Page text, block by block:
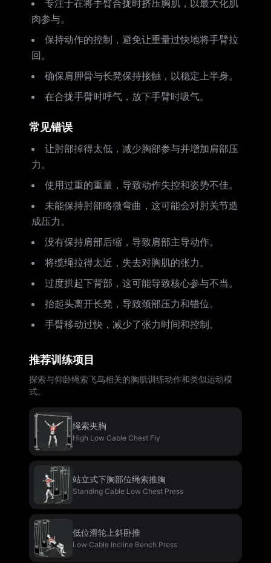
专注于在将手臂合拢时挤压胸肌，以最大化肌
肉参与。
保持动作的控制，避免让重量过快地将手臂拉
回。
确保肩胛骨与长凳保持接触，以稳定上半身。
在合拢手臂时呼气，放下手臂时吸气。
常见错误
让肘部掉得太低，减少胸部参与并增加肩部压
力。
使用过重的重量，导致动作失控和姿势不佳。
未能保持肘部略微弯曲，这可能会对肘关节造
成压力。
没有保持肩部后缩，导致肩部主导动作。
将缆绳拉得太近，失去对胸肌的张力。
过度拱起下背部，这可能导致核心参与不当。
抬起头离开长凳，导致颈部压力和错位。
手臂移动过快，减少了张力时间和控制。
推荐训练项目
探索与仰卧绳索飞鸟相关的胸肌训练动作和类似运动模
式。
绳索夹胸
High Low Cable Chest Fly
站立式下胸部位绳索推胸
Standing Cable Low Chest Press
低位滑轮上斜卧推
Low Cable Incline Bench Press